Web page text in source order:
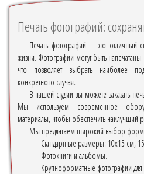
Печать фотографий:
Печать фотографий – это отличный
жизни. Фотографии могут быть
что позволяет выбрать наиболее
конкретного случая.
В нашей студии вы можете заказать
Мы используем современное
материалы, чтобы обеспечить наилучший
Мы предлагаем широкий выбор
Стандартные размеры: 10х15 см,
Фотокниги и альбомы.
Крупноформатные фотографии